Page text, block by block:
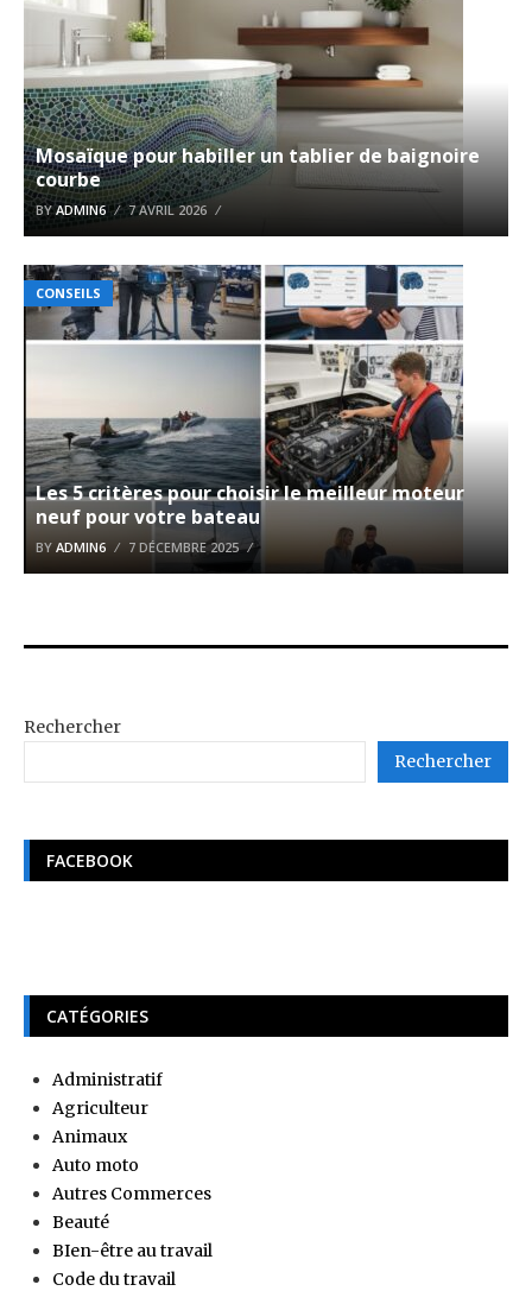
Mosaïque pour habiller un tablier de baignoire
courbe
BYADMIN6 7 AVRIL 2026
CONSEILS
Les 5 critères pour choisir le meilleur moteur
neuf pour votre bateau
BY ADMIN6 7 DÉCEMBRE 2025
Rechercher
Rechercher
FACEBOOK
CATÉGORIES
Administratif
Agriculteur
Animaux
Auto moto
Autres Commerces
Beauté
BIen-être au travail
Code du travail